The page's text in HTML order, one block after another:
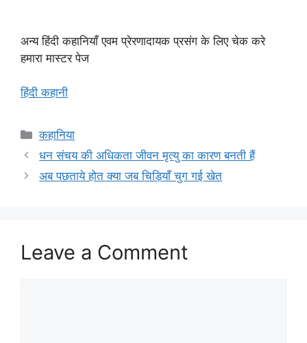
अन्य हिंदी कहानियाँ एवम प्रेरणादायक प्रसंग के लिए चेक करे
हमारा मास्टर पेज
हिंदी कहानी
Categories
कहानिया
धन संचय की अधिकता जीवन मृत्यु का कारण बनती हैं
अब पछताये होत क्या जब चिड़ियाँ चुग गई खेत
Leave a Comment